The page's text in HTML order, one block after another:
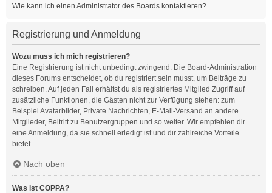
Wie kann ich einen Administrator des Boards kontaktieren?
Registrierung und Anmeldung
Wozu muss ich mich registrieren?
Eine Registrierung ist nicht unbedingt zwingend. Die Board-Administration
dieses Forums entscheidet, ob du registriert sein musst, um Beiträge zu
schreiben. Auf jeden Fall erhältst du als registriertes Mitglied Zugriff auf
zusätzliche Funktionen, die Gästen nicht zur Verfügung stehen: zum
Beispiel Avatarbilder, Private Nachrichten, E-Mail-Versand an andere
Mitglieder, Beitritt zu Benutzergruppen und so weiter. Wir empfehlen dir
eine Anmeldung, da sie schnell erledigt ist und dir zahlreiche Vorteile
bietet.
Nach oben
Was ist COPPA?